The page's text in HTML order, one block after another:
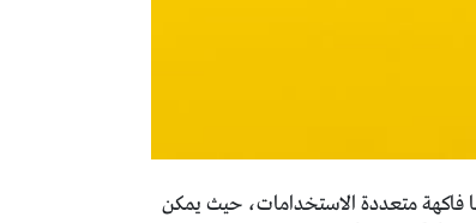
فاكهة متعددة الاستخدامات، حيث يمكن